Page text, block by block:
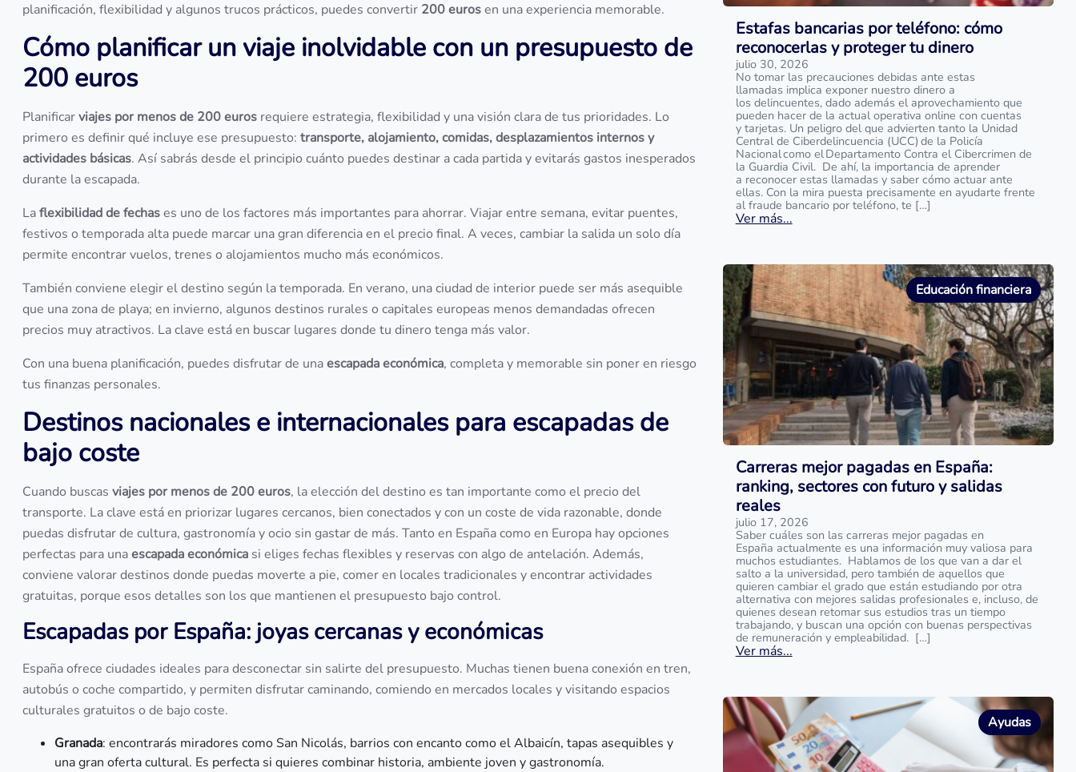
planificación, flexibilidad y algunos trucos prácticos, puedes convertir 200 eurosen una experiencia memorable.
Cómo planificar un viaje inolvidable con un presupuesto de
200 euros
Planificarviajes por menos de 200 euros requiere estrategia, flexibilidad y una visión clara de tus prioridades. Lo
primero es definir qué incluye ese presupuesto: transporte, alojamiento, comidas, desplazamientos internos y
actividades básicas. Así sabrás desde el principio cuánto puedes destinar a cada partida y evitarás gastos inesperados
durante la escapada.
Laflexibilidad de fechases uno de los factores más importantes para ahorrar. Viajar entre semana, evitar puentes,
festivos o temporada alta puede marcar una gran diferencia en el precio final. A veces, cambiar la salida un solo día
permite encontrar vuelos, trenes o alojamientos mucho más económicos.
También conviene elegir el destino según la temporada. En verano, una ciudad de interior puede ser más asequible
que una zona de playa; en invierno, algunos destinos rurales o capitales europeas menos demandadas ofrecen
precios muy atractivos. La clave está en buscar lugares donde tu dinero tenga más valor.
Con una buena planificación, puedes disfrutar de unaescapada económica, completa y memorable sin poner en riesgo
tus finanzas personales.
Destinos nacionales e internacionales para escapadas de
bajo coste
Cuando buscas viajes por menos de 200 euros, la elección del destino es tan importante como el precio del
transporte. La clave está en priorizar lugares cercanos, bien conectados y con un coste de vida razonable, donde
puedas disfrutar de cultura, gastronomía y ocio sin gastar de más. Tanto en España como en Europa hay opciones
perfectas para unaescapada económica si eliges fechas flexibles y reservas con algo de antelación. Además,
conviene valorar destinos donde puedas moverte a pie, comer en locales tradicionales y encontrar actividades
gratuitas, porque esos detalles son los que mantienen el presupuesto bajo control.
Escapadas por España: joyas cercanas y económicas
España ofrece ciudades ideales para desconectar sin salirte del presupuesto. Muchas tienen buena conexión en tren,
autobús o coche compartido, y permiten disfrutar caminando, comiendo en mercados locales y visitando espacios
culturales gratuitos o de bajo coste.
Granada: encontrarás miradores como San Nicolás, barrios con encanto como el Albaicín, tapas asequibles y
una gran oferta cultural. Es perfecta si quieres combinar historia, ambiente joven y gastronomía.
Estafas bancarias por teléfono: cómo
reconocerlas y proteger tu dinero
julio 30, 2026
No tomar las precauciones debidas ante estas
llamadas implica exponer nuestro dinero a
los delincuentes, dado además el aprovechamiento que
pueden hacer de la actual operativa online con cuentas
y tarjetas. Un peligro del que advierten tanto la Unidad
Central de Ciberdelincuencia (UCC) de la Policía
Nacional como el Departamento Contra el Cibercrimen de
la Guardia Civil. De ahí, la importancia de aprender
a reconocer estas llamadas y saber cómo actuar ante
ellas. Con la mira puesta precisamente en ayudarte frente
al fraude bancario por teléfono, te […]
Ver más...
Educación financiera
Carreras mejor pagadas en España:
ranking, sectores con futuro y salidas
reales
julio 17, 2026
Saber cuáles son las carreras mejor pagadas en
España actualmente es una información muy valiosa para
muchos estudiantes. Hablamos de los que van a dar el
salto a la universidad, pero también de aquellos que
quieren cambiar el grado que están estudiando por otra
alternativa con mejores salidas profesionales e, incluso, de
quienes desean retomar sus estudios tras un tiempo
trabajando, y buscan una opción con buenas perspectivas
de remuneración y empleabilidad. […]
Ver más...
Ayudas